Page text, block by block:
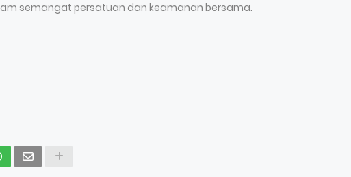
semangat persatuan dan keamanan bersama.